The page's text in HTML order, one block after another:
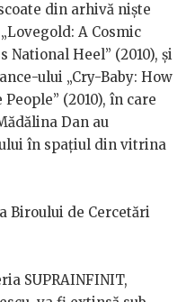
din arhivă niște
A Cosmic
National Heel” (2010), și
ului „Cry-Baby: How
(2010), în care
Dan au
în spațiul din vitrina
Biroului de Cercetări
SUPRAINFINIT,